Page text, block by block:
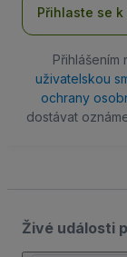
Přihlaste se
Přihlášením
uživatelskou
ochrany
dostávat
Živé události